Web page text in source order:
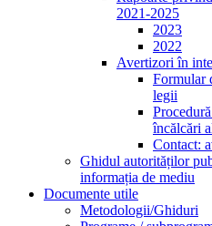
2021-2025
2023
2022
Avertizori în
Formular
legii
încălcări
Contact:
Ghidul autorităților
informația de mediu
Documente utile
Metodologii/Ghiduri